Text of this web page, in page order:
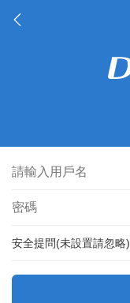
安全提問(未設置請忽略)